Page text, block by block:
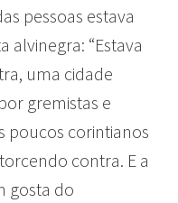
pessoas estava
“Estava
uma cidade
gremistas e
poucos corintianos
contra. E a
gosta do